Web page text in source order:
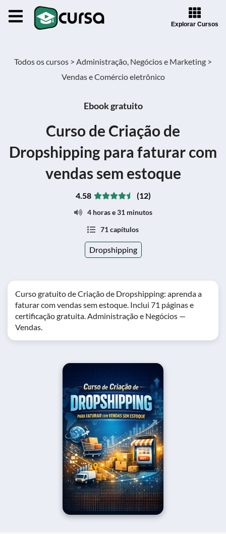
Explorar Cursos
Todos os cursos > Administração, Negócios e Marketing >
Vendas e Comércio eletrônico
Ebook gratuito
Curso de Criação de
Dropshipping para faturar com
vendas sem estoque
4.58 (12)
4 horas e 31 minutos
71 capítulos
Dropshipping
Curso gratuito de Criação de Dropshipping: aprenda a
faturar com vendas sem estoque. Inclui 71 páginas e
certificação gratuita. Administração e Negócios —
Vendas.